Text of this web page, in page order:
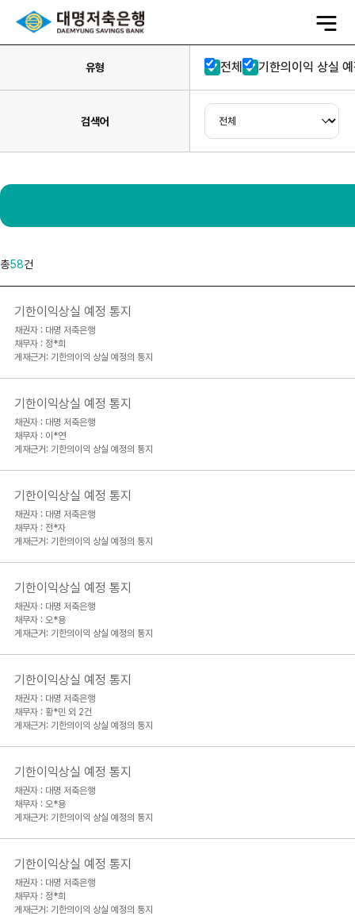
전
체
기
유형 전체 기한의이익 상실
검색어
총58건
기한이익상실 예정 통지
채권자 : 대명 저축은행
채무자 : 정*희
게재근거: 기한의이익 상실 예정의 통지
기한이익상실 예정 통지
채권자 : 대명 저축은행
채무자 : 이*연
게재근거: 기한의이익 상실 예정의 통지
기한이익상실 예정 통지
채권자 : 대명 저축은행
채무자 : 전*자
게재근거: 기한의이익 상실 예정의 통지
기한이익상실 예정 통지
채권자 : 대명 저축은행
채무자 : 오*용
게재근거: 기한의이익 상실 예정의 통지
기한이익상실 예정 통지
채권자 : 대명 저축은행
채무자 : 황*민 외 2건
게재근거: 기한의이익 상실 예정의 통지
기한이익상실 예정 통지
채권자 : 대명 저축은행
채무자 : 오*용
게재근거: 기한의이익 상실 예정의 통지
기한이익상실 예정 통지
채권자 : 대명 저축은행
채무자 : 정*희
게재근거: 기한의이익 상실 예정의 통지